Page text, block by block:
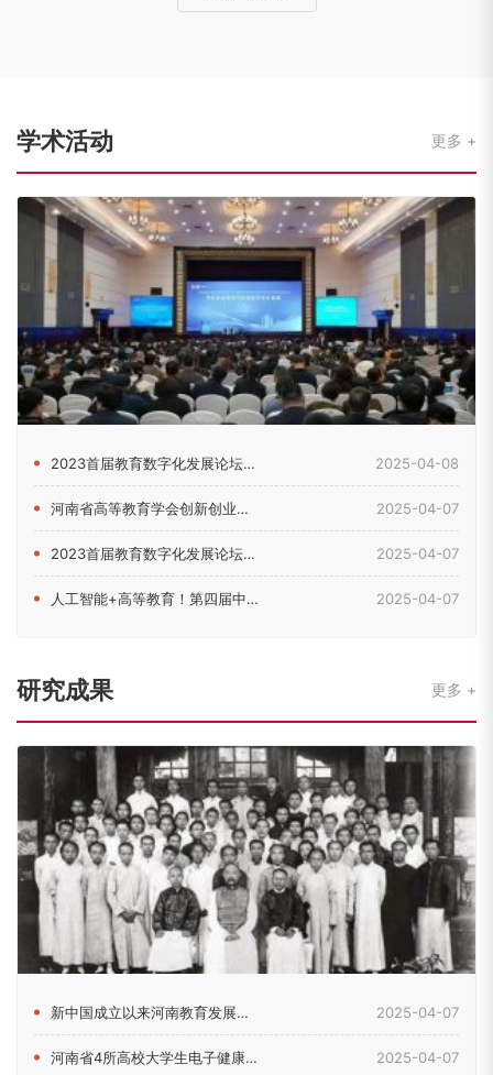
学术活动 更多
2023首届教育数字化发展论坛在郑州举行 2025-04-08
河南省高等教育学会创新创业教育分会2024年理事会暨学术年会... 2025-04-07
2023首届教育数字化发展论坛在河南郑州举行 2025-04-07
人工智能+高等教育！第四届中原高等教育（国际）论坛在郑召开 2025-04-07
研究成果 更多
新中国成立以来河南教育发展的历史脉络考察 2025-04-07
河南省4所高校大学生电子健康素养现状及影响因素研究 2025-04-07